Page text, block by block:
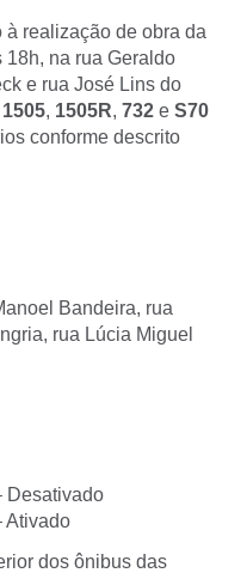
realização de obra da
18h, na rua Geraldo
e rua José Lins do
1505, 1505R, 732 e S70
conforme descrito
Bandeira, rua
rua Lúcia Miguel
Desativado
Ativado
dos ônibus das